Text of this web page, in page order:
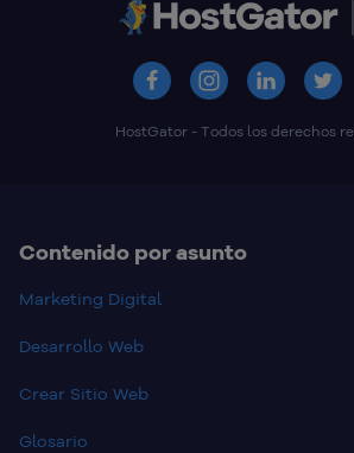
HostGator - Todos los derechos
Contenido por asunto
Marketing Digital
Desarrollo Web
Crear Sitio Web
Glosario